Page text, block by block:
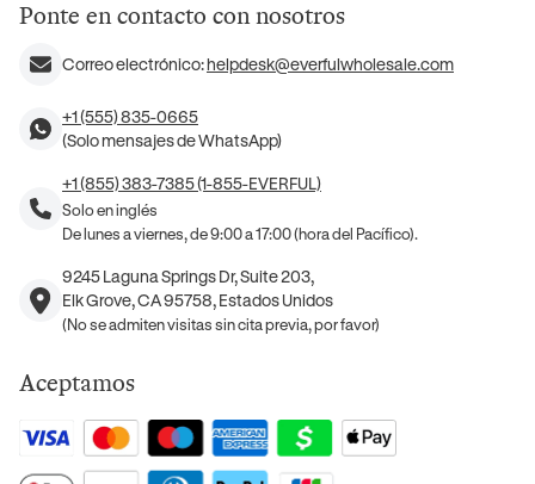
Ponte en contacto con nosotros
Correo electrónico:helpdesk@everfulwholesale.com
+1 (555) 835-0665
(Solo mensajes de WhatsApp)
+1 (855) 383-7385 (1-855-EVERFUL)
Solo en inglés
De lunes a viernes, de 9:00 a 17:00 (hora del Pacífico).
9245 Laguna Springs Dr, Suite 203,
Elk Grove, CA 95758, Estados Unidos
(No se admiten visitas sin cita previa, por favor)
Aceptamos